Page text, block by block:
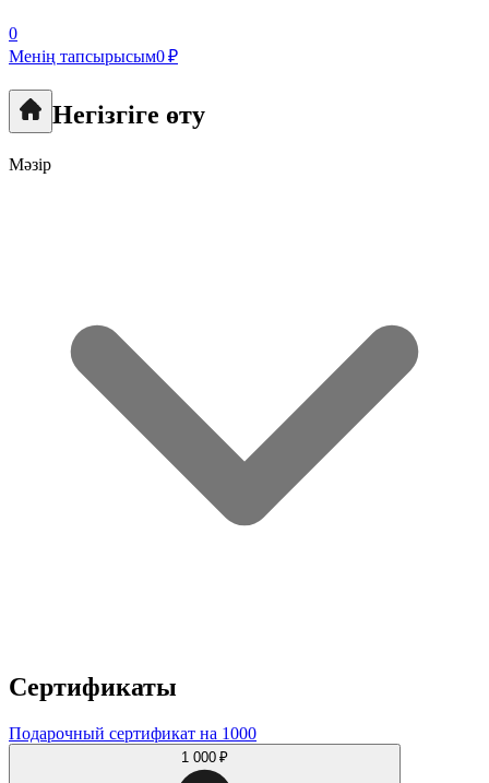
0
Менің тапсырысым0 ₽
Негізгіге өту
Мәзір
Сертификаты
Подарочный сертификат на 1000
1 000 ₽